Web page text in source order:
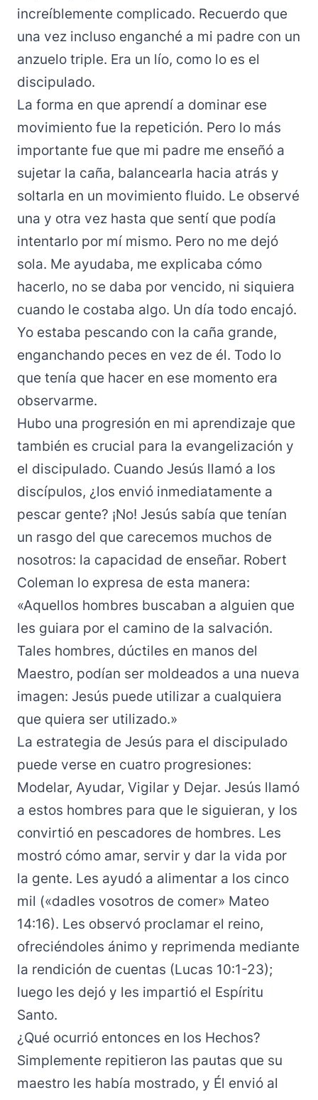
increíblemente complicado. Recuerdo que
una vez incluso enganché a mi padre con un
anzuelo triple. Era un lío, como lo es el
discipulado.
La forma en que aprendí a dominar ese
movimiento fue la repetición. Pero lo más
importante fue que mi padre me enseñó a
sujetar la caña, balancearla hacia atrás y
soltarla en un movimiento fluido. Le observé
una y otra vez hasta que sentí que podía
intentarlo por mí mismo. Pero no me dejó
sola. Me ayudaba, me explicaba cómo
hacerlo, no se daba por vencido, ni siquiera
cuando le costaba algo. Un día todo encajó.
Yo estaba pescando con la caña grande,
enganchando peces en vez de él. Todo lo
que tenía que hacer en ese momento era
observarme.
Hubo una progresión en mi aprendizaje que
también es crucial para la evangelización y
el discipulado. Cuando Jesús llamó a los
discípulos, ¿los envió inmediatamente a
pescar gente? ¡No! Jesús sabía que tenían
un rasgo del que carecemos muchos de
nosotros: la capacidad de enseñar. Robert
Coleman lo expresa de esta manera:
«Aquellos hombres buscaban a alguien que
les guiara por el camino de la salvación.
Tales hombres, dúctiles en manos del
Maestro, podían ser moldeados a una nueva
imagen: Jesús puede utilizar a cualquiera
que quiera ser utilizado.»
La estrategia de Jesús para el discipulado
puede verse en cuatro progresiones:
Modelar, Ayudar, Vigilar y Dejar. Jesús llamó
a estos hombres para que le siguieran, y los
convirtió en pescadores de hombres. Les
mostró cómo amar, servir y dar la vida por
la gente. Les ayudó a alimentar a los cinco
mil («dadles vosotros de comer» Mateo
14:16). Les observó proclamar el reino,
ofreciéndoles ánimo y reprimenda mediante
la rendición de cuentas (Lucas 10:1-23);
luego les dejó y les impartió el Espíritu
Santo.
¿Qué ocurrió entonces en los Hechos?
Simplemente repitieron las pautas que su
maestro les había mostrado, y Él envió al